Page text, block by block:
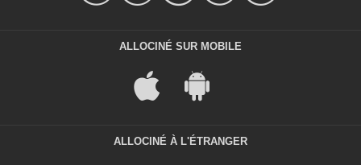
ALLOCINÉ SUR MOBILE
ALLOCINÉ À L'ÉTRANGER